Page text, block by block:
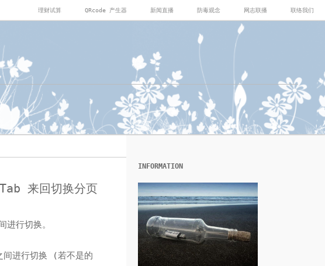
理财试算 QRcode 产生器 新闻直播 防毒观念 网志联播 联络我们
来回切换分页
进行切换。
间进行切换 (若不是的
INFORMATION